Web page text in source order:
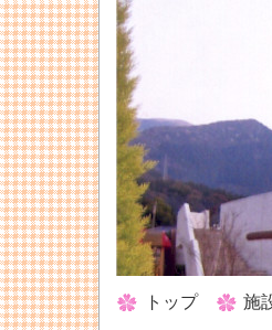
トップ 施